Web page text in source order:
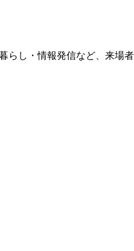
らし・情報発信など、来場